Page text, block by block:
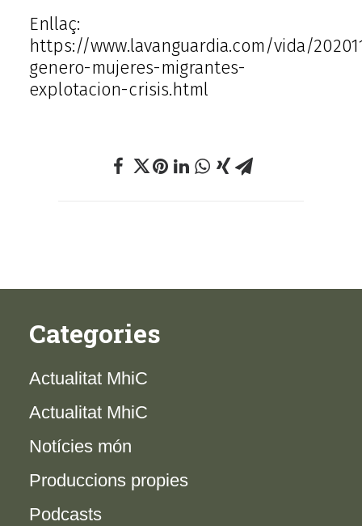
Enllaç:
https://www.lavanguardia.com/vida/
genero-mujeres-migrantes-
explotacion-crisis.html
Categories
Actualitat MhiC
Actualitat MhiC
Notícies món
Produccions propies
Podcasts